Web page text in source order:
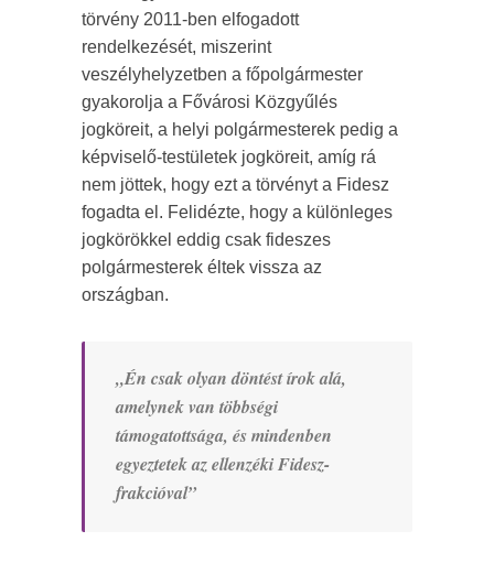
törvény 2011-ben elfogadott
rendelkezését, miszerint
veszélyhelyzetben a főpolgármester
gyakorolja a Fővárosi Közgyűlés
jogköreit, a helyi polgármesterek pedig a
képviselő-testületek jogköreit, amíg rá
nem jöttek, hogy ezt a törvényt a Fidesz
fogadta el. Felidézte, hogy a különleges
jogkörökkel eddig csak fideszes
polgármesterek éltek vissza az
országban.
„Én csak olyan döntést írok alá,
amelynek van többségi
támogatottsága, és mindenben
egyeztetek az ellenzéki Fidesz-
frakcióval”